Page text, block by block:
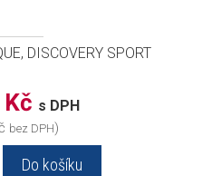
DISCOVERY SPORT
s DPH
bez DPH)
Do košíku